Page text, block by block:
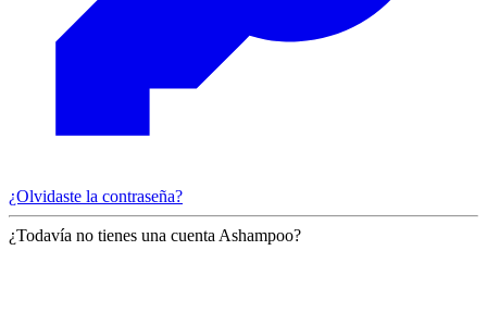
¿Olvidaste la contraseña?
¿Todavía no tienes una cuenta Ashampoo?